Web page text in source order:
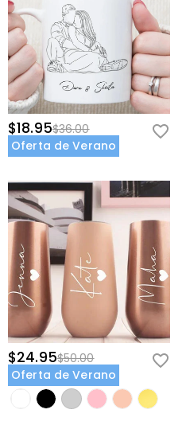
$18.95$36.00
Oferta de Verano
$24.95$50.00
Oferta de Verano